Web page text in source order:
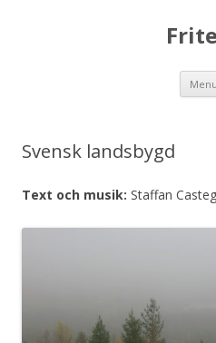
Menu
Svensk landsbygd
Text och musik: Staffan